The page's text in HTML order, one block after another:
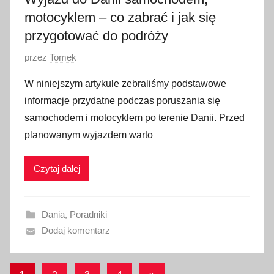
3
motocyklem – co zabrać i jak się
przygotować do podróży
O
u
b
l
i
w
n
o
7
przez Tomek
W niniejszym artykule zebraliśmy podstawowe
informacje przydatne podczas poruszania się
samochodem i motocyklem po terenie Danii. Przed
planowanym wyjazdem warto
Czytaj dalej
Dania, Poradniki
Dodaj komentarz